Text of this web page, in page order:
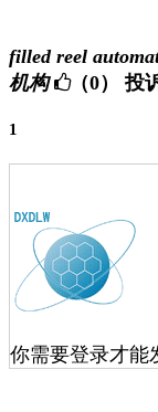
filled reel
机构
（0） 投
1
你需要登录才能